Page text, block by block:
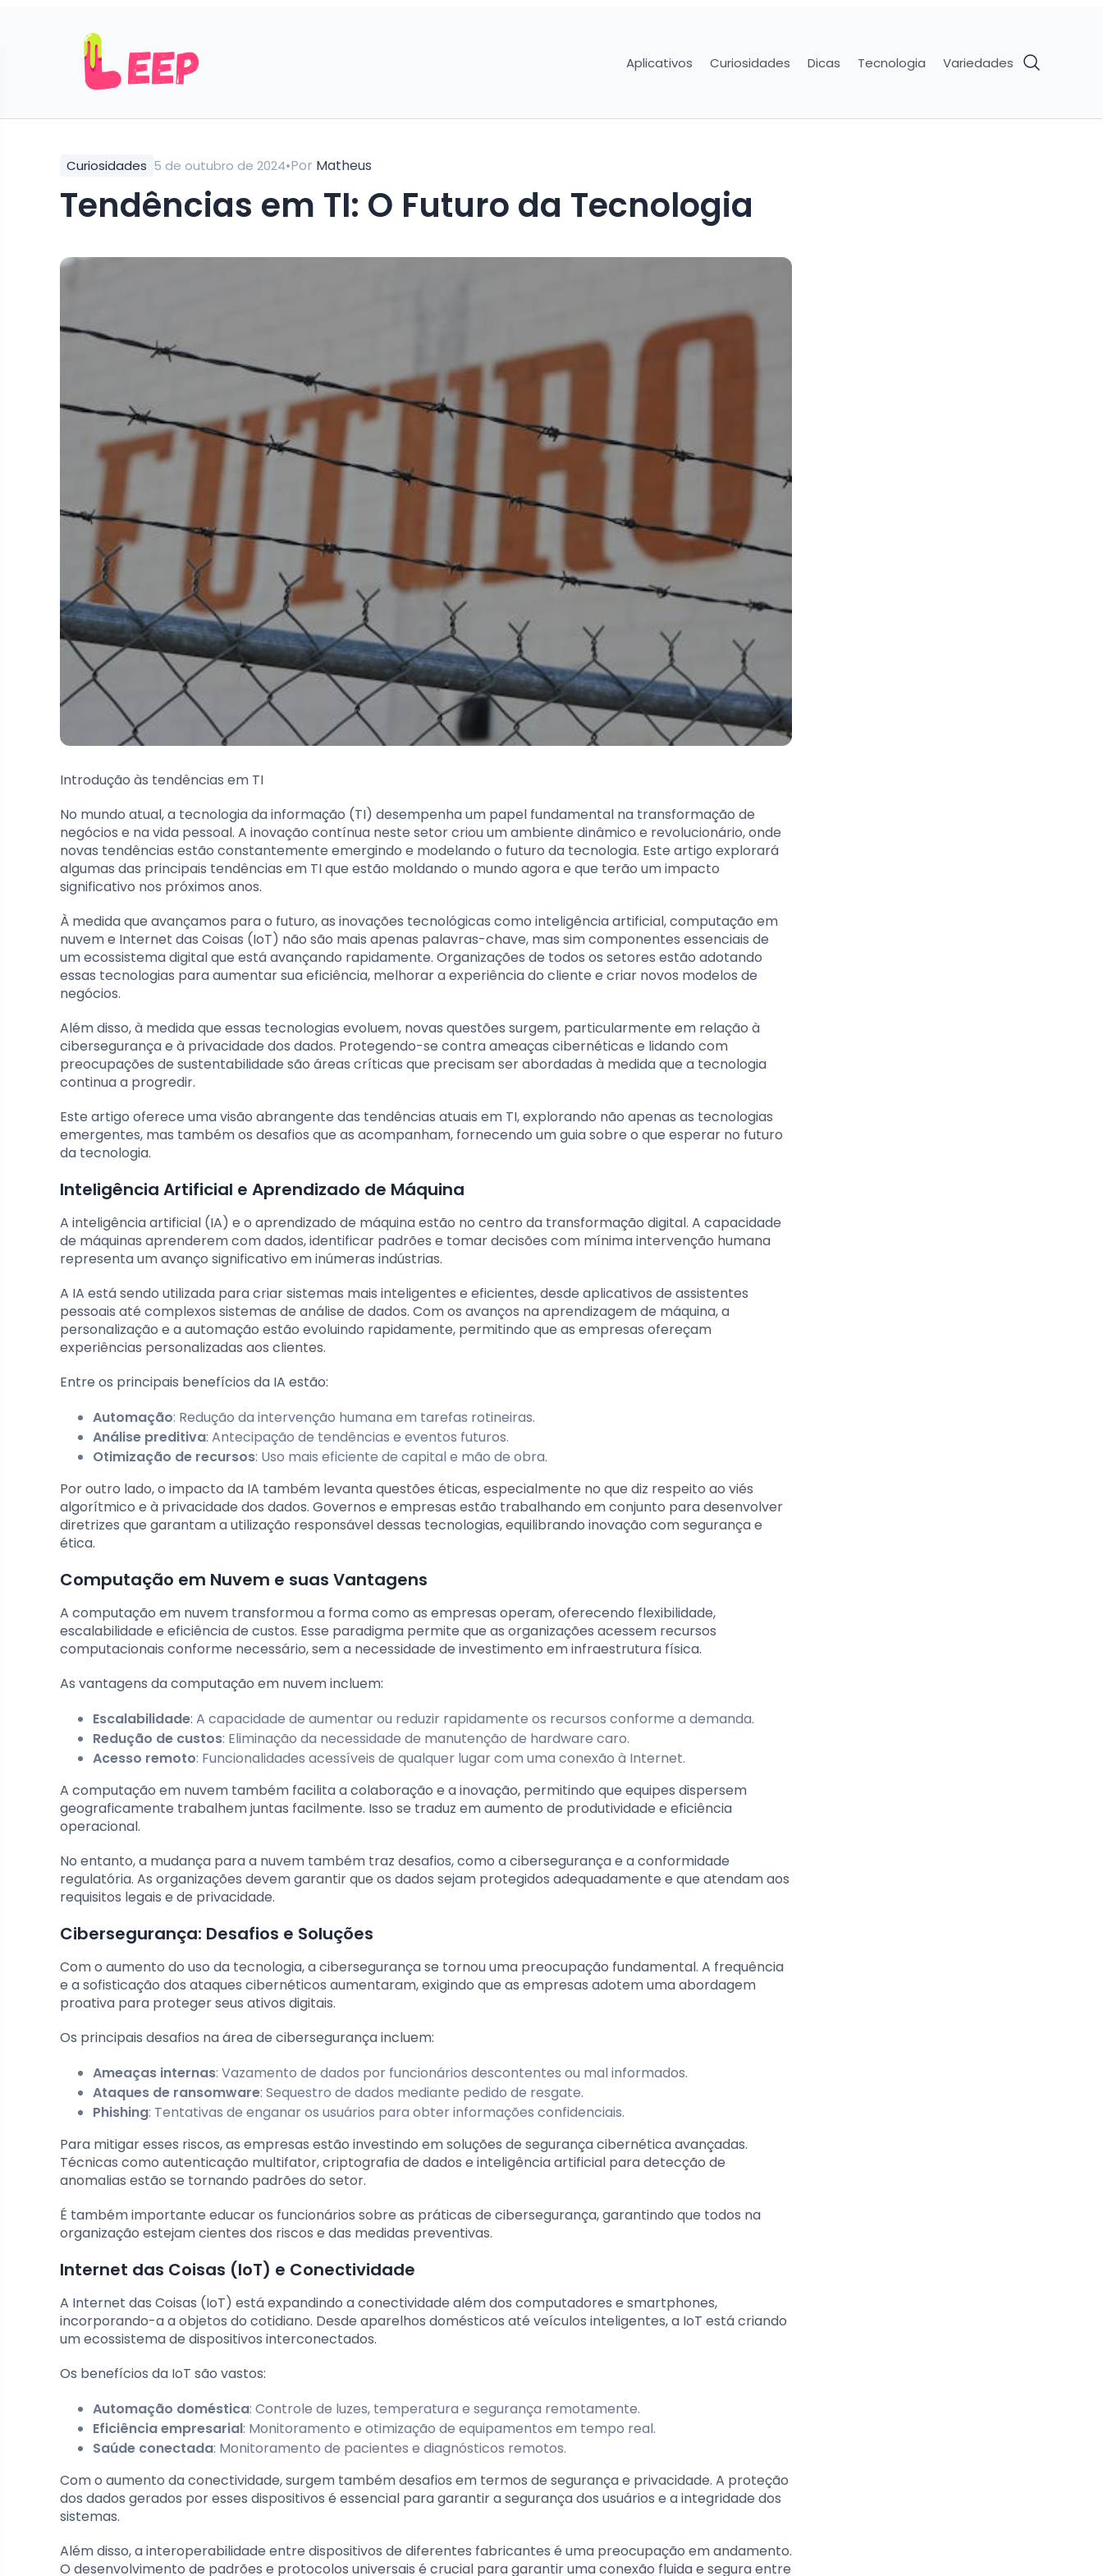
Aplicativos Curiosidades Dicas Tecnologia Variedades
Curiosidades 5 de outubro de 2024•Por Matheus
Tendências em TI: O Futuro da Tecnologia
Introdução às tendências em TI
No mundo atual, a tecnologia da informação (TI) desempenha um papel fundamental na transformação de
negócios e na vida pessoal. A inovação contínua neste setor criou um ambiente dinâmico e revolucionário, onde
novas tendências estão constantemente emergindo e modelando o futuro da tecnologia. Este artigo explorará
algumas das principais tendências em TI que estão moldando o mundo agora e que terão um impacto
significativo nos próximos anos.
À medida que avançamos para o futuro, as inovações tecnológicas como inteligência artificial, computação em
nuvem e Internet das Coisas (IoT) não são mais apenas palavras-chave, mas sim componentes essenciais de
um ecossistema digital que está avançando rapidamente. Organizações de todos os setores estão adotando
essas tecnologias para aumentar sua eficiência, melhorar a experiência do cliente e criar novos modelos de
negócios.
Além disso, à medida que essas tecnologias evoluem, novas questões surgem, particularmente em relação à
cibersegurança e à privacidade dos dados. Protegendo-se contra ameaças cibernéticas e lidando com
preocupações de sustentabilidade são áreas críticas que precisam ser abordadas à medida que a tecnologia
continua a progredir.
Este artigo oferece uma visão abrangente das tendências atuais em TI, explorando não apenas as tecnologias
emergentes, mas também os desafios que as acompanham, fornecendo um guia sobre o que esperar no futuro
da tecnologia.
Inteligência Artificial e Aprendizado de Máquina
A inteligência artificial (IA) e o aprendizado de máquina estão no centro da transformação digital. A capacidade
de máquinas aprenderem com dados, identificar padrões e tomar decisões com mínima intervenção humana
representa um avanço significativo em inúmeras indústrias.
A IA está sendo utilizada para criar sistemas mais inteligentes e eficientes, desde aplicativos de assistentes
pessoais até complexos sistemas de análise de dados. Com os avanços na aprendizagem de máquina, a
personalização e a automação estão evoluindo rapidamente, permitindo que as empresas ofereçam
experiências personalizadas aos clientes.
Entre os principais benefícios da IA estão:
Automação: Redução da intervenção humana em tarefas rotineiras.
Análise preditiva: Antecipação de tendências e eventos futuros.
Otimização de recursos: Uso mais eficiente de capital e mão de obra.
Por outro lado, o impacto da IA também levanta questões éticas, especialmente no que diz respeito ao viés
algorítmico e à privacidade dos dados. Governos e empresas estão trabalhando em conjunto para desenvolver
diretrizes que garantam a utilização responsável dessas tecnologias, equilibrando inovação com segurança e
ética.
Computação em Nuvem e suas Vantagens
A computação em nuvem transformou a forma como as empresas operam, oferecendo flexibilidade,
escalabilidade e eficiência de custos. Esse paradigma permite que as organizações acessem recursos
computacionais conforme necessário, sem a necessidade de investimento em infraestrutura física.
As vantagens da computação em nuvem incluem:
Escalabilidade: A capacidade de aumentar ou reduzir rapidamente os recursos conforme a demanda.
Redução de custos: Eliminação da necessidade de manutenção de hardware caro.
Acesso remoto: Funcionalidades acessíveis de qualquer lugar com uma conexão à Internet.
A computação em nuvem também facilita a colaboração e a inovação, permitindo que equipes dispersem
geograficamente trabalhem juntas facilmente. Isso se traduz em aumento de produtividade e eficiência
operacional.
No entanto, a mudança para a nuvem também traz desafios, como a cibersegurança e a conformidade
regulatória. As organizações devem garantir que os dados sejam protegidos adequadamente e que atendam aos
requisitos legais e de privacidade.
Cibersegurança: Desafios e Soluções
Com o aumento do uso da tecnologia, a cibersegurança se tornou uma preocupação fundamental. A frequência
e a sofisticação dos ataques cibernéticos aumentaram, exigindo que as empresas adotem uma abordagem
proativa para proteger seus ativos digitais.
Os principais desafios na área de cibersegurança incluem:
Ameaças internas: Vazamento de dados por funcionários descontentes ou mal informados.
Ataques de ransomware: Sequestro de dados mediante pedido de resgate.
Phishing: Tentativas de enganar os usuários para obter informações confidenciais.
Para mitigar esses riscos, as empresas estão investindo em soluções de segurança cibernética avançadas.
Técnicas como autenticação multifator, criptografia de dados e inteligência artificial para detecção de
anomalias estão se tornando padrões do setor.
É também importante educar os funcionários sobre as práticas de cibersegurança, garantindo que todos na
organização estejam cientes dos riscos e das medidas preventivas.
Internet das Coisas (IoT) e Conectividade
A Internet das Coisas (IoT) está expandindo a conectividade além dos computadores e smartphones,
incorporando-a a objetos do cotidiano. Desde aparelhos domésticos até veículos inteligentes, a IoT está criando
um ecossistema de dispositivos interconectados.
Os benefícios da IoT são vastos:
Automação doméstica: Controle de luzes, temperatura e segurança remotamente.
Eficiência empresarial: Monitoramento e otimização de equipamentos em tempo real.
Saúde conectada: Monitoramento de pacientes e diagnósticos remotos.
Com o aumento da conectividade, surgem também desafios em termos de segurança e privacidade. A proteção
dos dados gerados por esses dispositivos é essencial para garantir a segurança dos usuários e a integridade dos
sistemas.
Além disso, a interoperabilidade entre dispositivos de diferentes fabricantes é uma preocupação em andamento.
O desenvolvimento de padrões e protocolos universais é crucial para garantir uma conexão fluida e segura entre